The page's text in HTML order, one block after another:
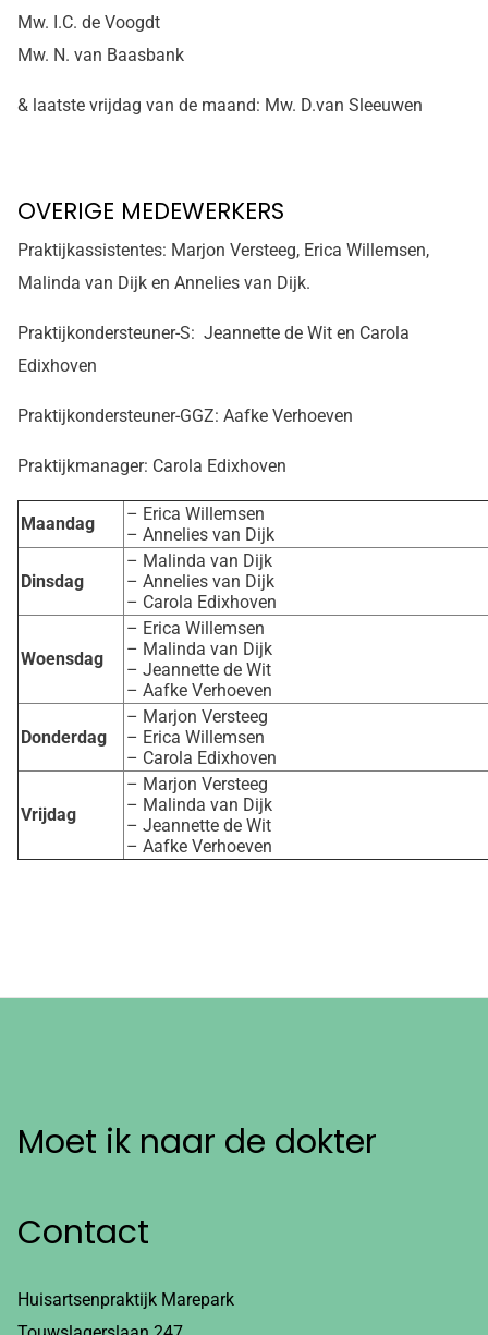
Mw. I.C. de Voogdt
Mw. N. van Baasbank
& laatste vrijdag van de maand: Mw. D.van Sleeuwen
OVERIGE MEDEWERKERS
Praktijkassistentes: Marjon Versteeg, Erica Willemsen,
Malinda van Dijk en Annelies van Dijk.
Praktijkondersteuner-S: Jeannette de Wit en Carola
Edixhoven
Praktijkondersteuner-GGZ: Aafke Verhoeven
Praktijkmanager: Carola Edixhoven
Maandag
– Erica Willemsen
– Annelies van Dijk
Dinsdag
– Malinda van Dijk
– Annelies van Dijk
– Carola Edixhoven
Woensdag
– Erica Willemsen
– Malinda van Dijk
– Jeannette de Wit
– Aafke Verhoeven
Donderdag
– Marjon Versteeg
– Erica Willemsen
– Carola Edixhoven
Vrijdag
– Marjon Versteeg
– Malinda van Dijk
– Jeannette de Wit
– Aafke Verhoeven
Moet ik naar de dokter
Contact
Huisartsenpraktijk Marepark